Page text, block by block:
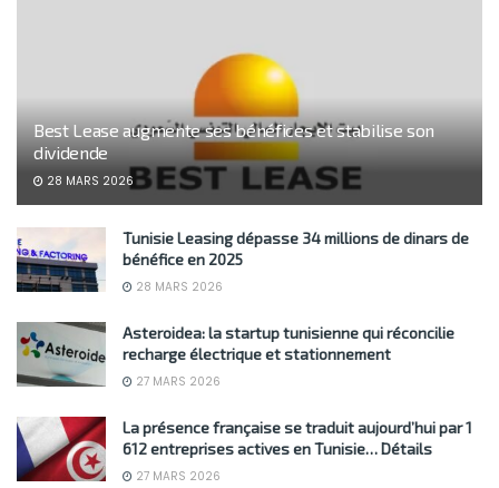
Best Lease augmente ses bénéfices et stabilise son
dividende
28 MARS 2026
Tunisie Leasing dépasse 34 millions de dinars de
bénéfice en 2025
28 MARS 2026
Asteroidea: la startup tunisienne qui réconcilie
recharge électrique et stationnement
27 MARS 2026
La présence française se traduit aujourd’hui par 1
612 entreprises actives en Tunisie… Détails
27 MARS 2026